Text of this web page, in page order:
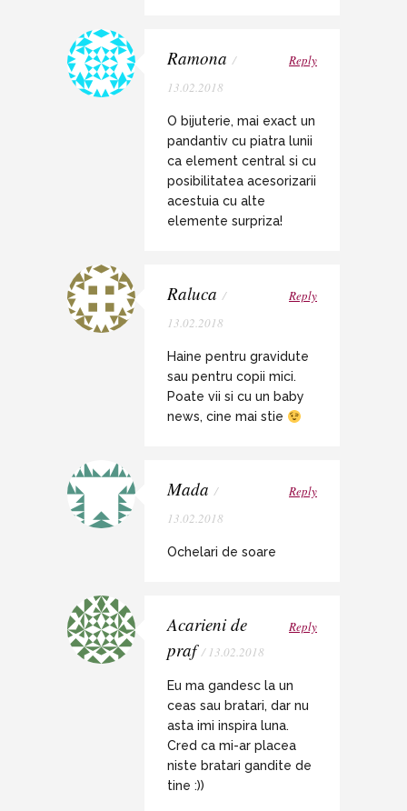
Ramona /
13.02.2018
Reply
O bijuterie, mai exact un
pandantiv cu piatra lunii
ca element central si cu
posibilitatea acesorizarii
acestuia cu alte
elemente surpriza!
Raluca /
13.02.2018
Reply
Haine pentru gravidute
sau pentru copii mici.
Poate vii si cu un baby
news, cine mai stie
Mada /
13.02.2018
Reply
Ochelari de soare
Acarieni de
praf / 13.02.2018
Reply
Eu ma gandesc la un
ceas sau bratari, dar nu
asta imi inspira luna.
Cred ca mi-ar placea
niste bratari gandite de
tine :))